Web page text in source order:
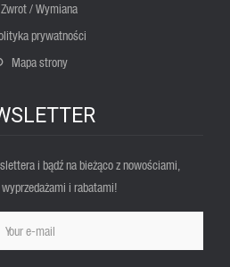
Zwrot / Wymiana
prywatności
Mapa strony
i bądź na bieżąco z nowościami,
i rabatami!